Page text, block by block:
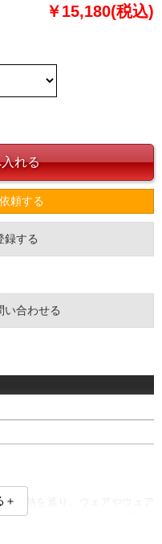
￥15,180(税込)
頼する
録する
い合わせる
の熱を遮り、ウェアやウェア
揮。さらに着るだけで紫外線
＋